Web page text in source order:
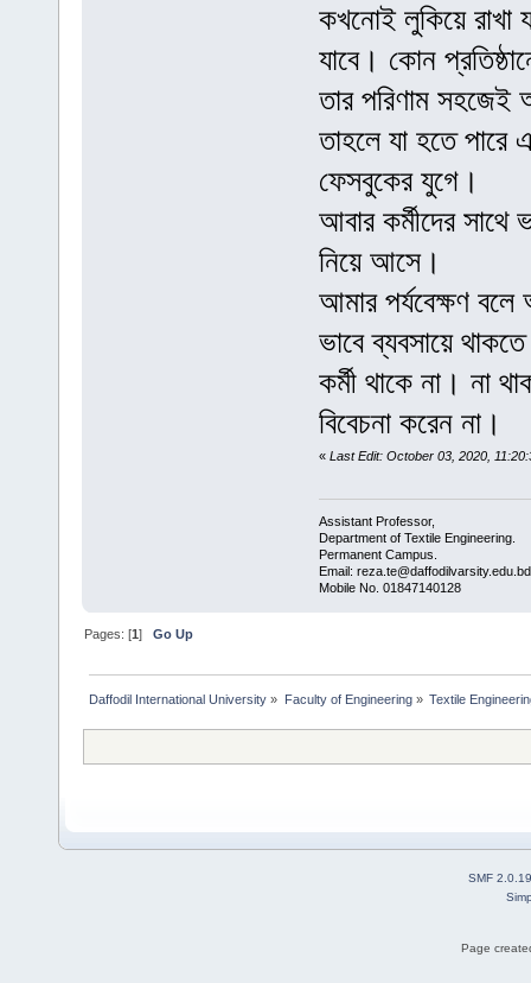
কখনোই লুকিয়ে রাখা
যাবে। কোন
তার পরিণাম সহজেই
তাহলে যা হতে পারে
ফেসবুকের যুগে।
আবার কর্মীদের
নিয়ে আসে।
আমার পর্যবেক্ষণ
ভাবে ব্যবসায়ে
কর্মী থাকে না। না
বিবেচনা করেন না।
« Last Edit: October 03, 2020,
Assistant Professor,
Department of Textile Engineering.
Permanent Campus.
Email: reza.te@daffodilvarsity.edu.bd
Mobile No. 01847140128
Pages: [1]Go Up
Daffodil International University » Faculty of Engineering» Textile
SMF 2.0.19
Page